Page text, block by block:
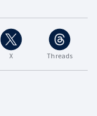
X Threads